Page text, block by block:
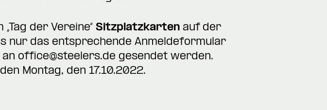
der Vereine“ Sitzplatzkarten auf der
nur das entsprechende Anmeldeformular
office@steelers.de gesendet werden.
Montag, den 17.10.2022.